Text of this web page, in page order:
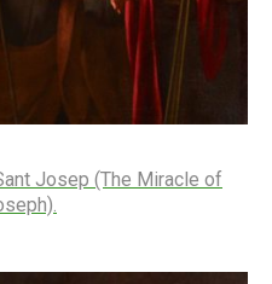
Josep (The Miracle of